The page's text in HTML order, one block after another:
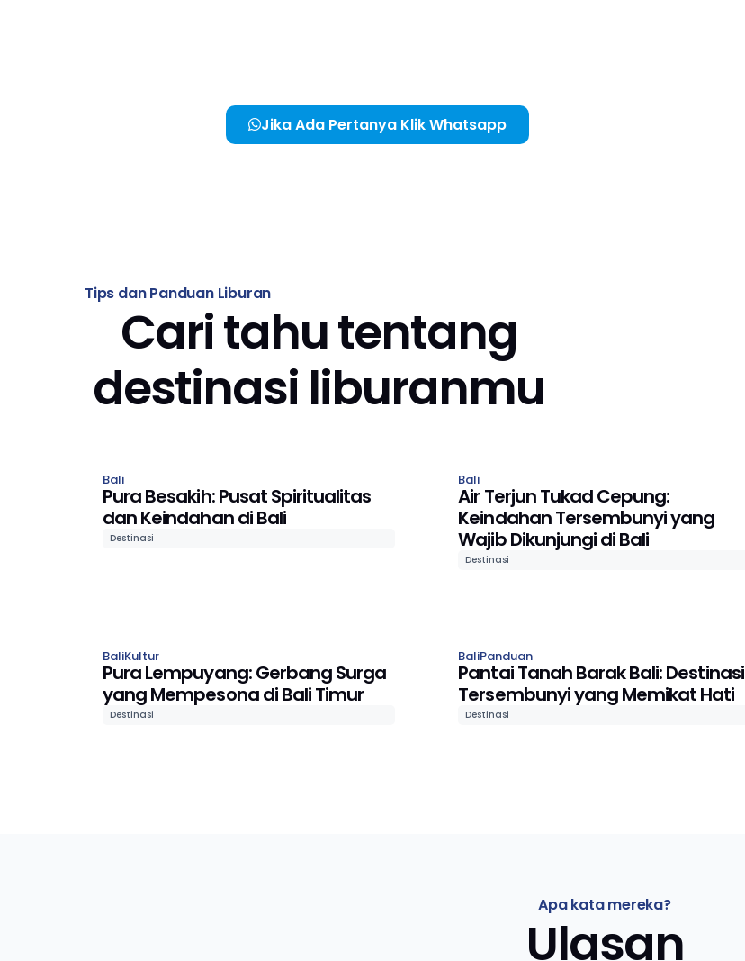
Jika Ada Pertanya Klik Whatsapp
Tips dan Panduan Liburan
Cari tahu tentang
destinasi liburanmu
Bali
Pura Besakih: Pusat Spiritualitas
dan Keindahan di Bali
Destinasi
Bali
Air Terjun Tukad Cepung:
Keindahan Tersembunyi yang
Wajib Dikunjungi di Bali
Destinasi
BaliKultur
Pura Lempuyang: Gerbang Surga
yang Mempesona di Bali Timur
Destinasi
BaliPanduan
Pantai Tanah Barak Bali: Destinasi
Tersembunyi yang Memikat Hati
Destinasi
Apa kata mereka?
Ulasan